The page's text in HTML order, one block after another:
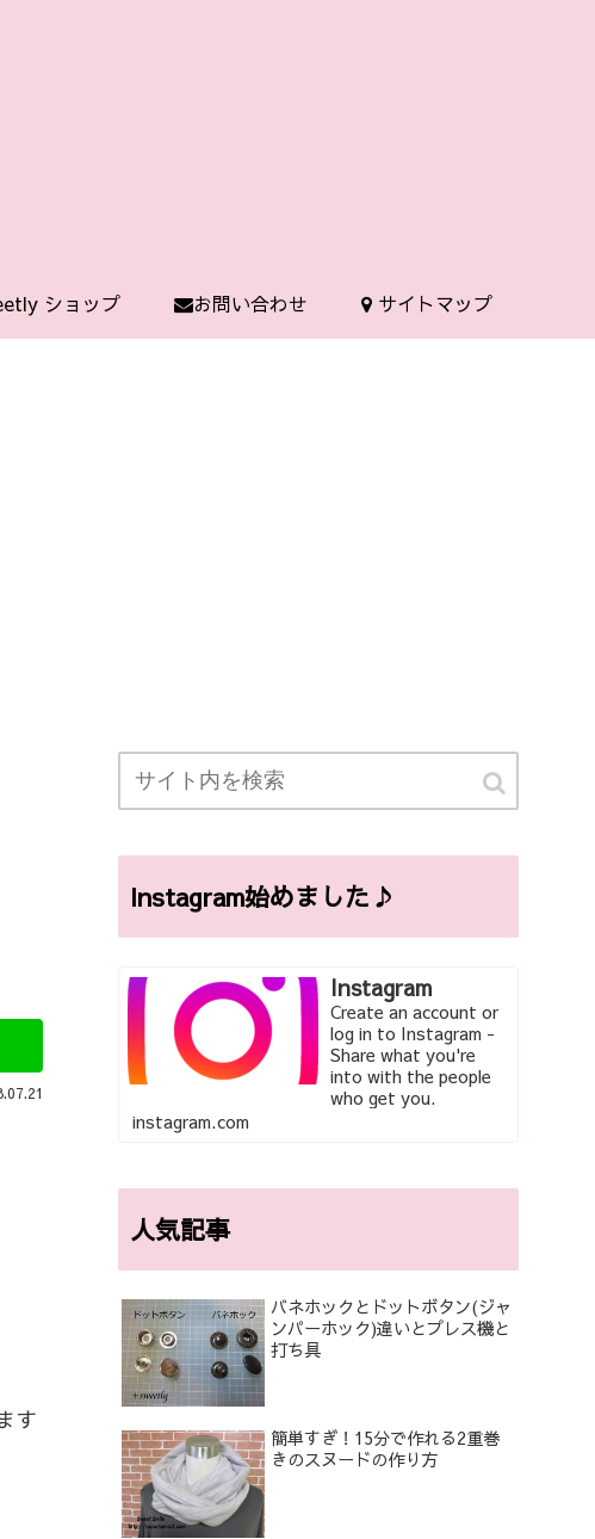
ショップ お問い合わせ サイトマップ
す
Instagram始めました♪
Instagram
Create an account or
log in to Instagram -
Share what you're
into with the people
who get you.
instagram.com
人気記事
バネホックとドットボタン(ジャ
ンパーホック)違いとプレス機と
打ち具
簡単すぎ！15分で作れる2重巻
きのスヌードの作り方